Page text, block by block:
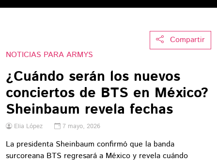
Compartir
NOTICIAS PARA ARMYS
¿Cuándo serán los nuevos
conciertos de BTS en México?
Sheinbaum revela fechas
Elia López 7 mayo, 2026
La presidenta Sheinbaum confirmó que la banda
surcoreana BTS regresará a México y revela cuándo